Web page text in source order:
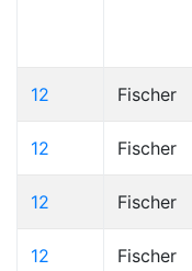
12 Fischer
12 Fischer
12 Fischer
12 Fischer